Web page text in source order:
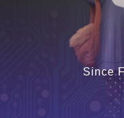
Since